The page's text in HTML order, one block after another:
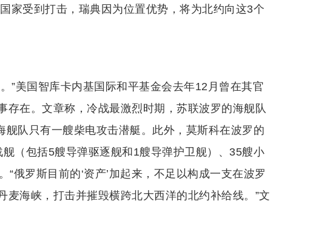
家受到打击，瑞典因为位置优势，将为北约向这3个
”美国智库卡内基国际和平基金会去年12月曾在其官
存在。文章称，冷战最激烈时期，苏联波罗的海舰队
队只有一艘柴电攻击潜艇。此外，莫斯科在波罗的
（包括5艘导弹驱逐舰和1艘导弹护卫舰）、35艘小
俄罗斯目前的‘资产’加起来，不足以构成一支在波罗
海峡，打击并摧毁横跨北大西洋的北约补给线。”文